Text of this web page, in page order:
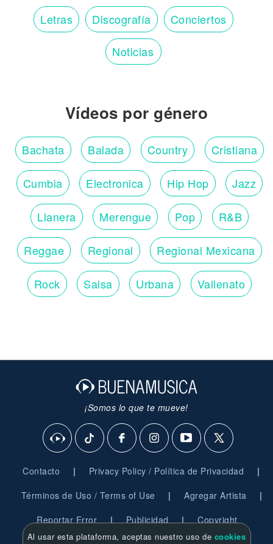
Letras Discografía Conciertos
Noticias
Vídeos por género
Bachata Balada Country Cristiana
Cumbia Electronica Hip Hop Jazz
Llanera Merengue Pop R&B
Reggae Regional Regional Mexicana
Rock Salsa Urbana Vallenato
¡Somos lo que te mueve!
Contacto | Privacy Policy / Política de Privacidad |
Términos de Uso / Terms of Use | Agregar Artista |
Reportar Error | Publicidad | Copyright
Al usar esta plataforma, aceptas nuestro uso de cookies